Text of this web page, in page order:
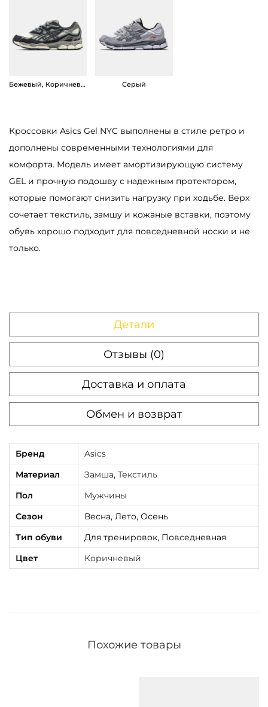
e
Бежевый, Коричневый Серый
Кроссовки Asics Gel NYC выполнены в стиле ретро и
дополнены современными технологиями для
комфорта. Модель имеет амортизирующую систему
GEL и прочную подошву с надежным протектором,
которые помогают снизить нагрузку при ходьбе. Верх
сочетает текстиль, замшу и кожаные вставки, поэтому
обувь хорошо подходит для повседневной носки и не
только.
Детали
Отзывы (0)
Доставка и оплата
Обмен и возврат
Бренд
Asics
Материал
Замша, Текстиль
Пол
Мужчины
Сезон
Весна, Лето, Осень
Тип обуви
Для тренировок, Повседневная
Цвет
Коричневый
Похожие товары